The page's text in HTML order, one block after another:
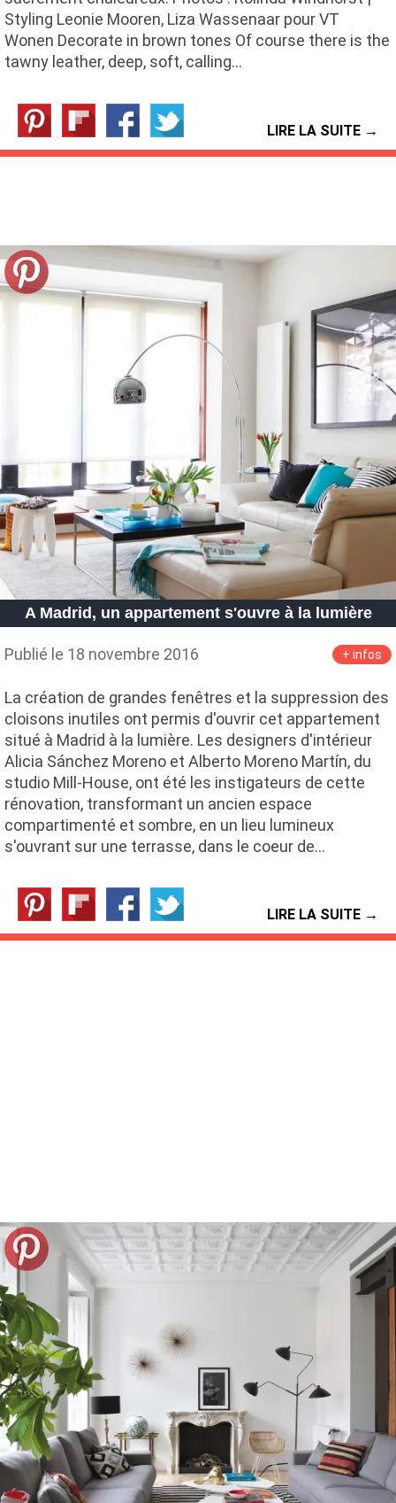
Styling Leonie Mooren, Liza Wassenaar pour VT
Wonen Decorate in brown tones Of course there is the
tawny leather, deep, soft, calling…
LIRE LA SUITE →
A Madrid, un appartement s'ouvre à la lumière
Publié le 18 novembre 2016 + infos
La création de grandes fenêtres et la suppression des
cloisons inutiles ont permis d'ouvrir cet appartement
situé à Madrid à la lumière. Les designers d'intérieur
Alicia Sánchez Moreno et Alberto Moreno Martín, du
studio Mill-House, ont été les instigateurs de cette
rénovation, transformant un ancien espace
compartimenté et sombre, en un lieu lumineux
s'ouvrant sur une terrasse, dans le coeur de…
LIRE LA SUITE →